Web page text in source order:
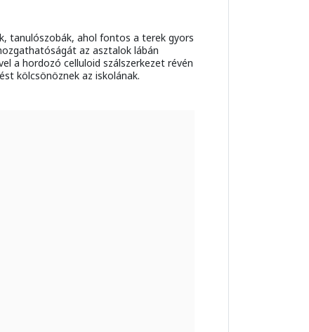
tanulószobák, ahol fontos a terek gyors
az asztalok lábán
a hordozó celluloid szálszerkezet révén
kölcsönöznek az iskolának.